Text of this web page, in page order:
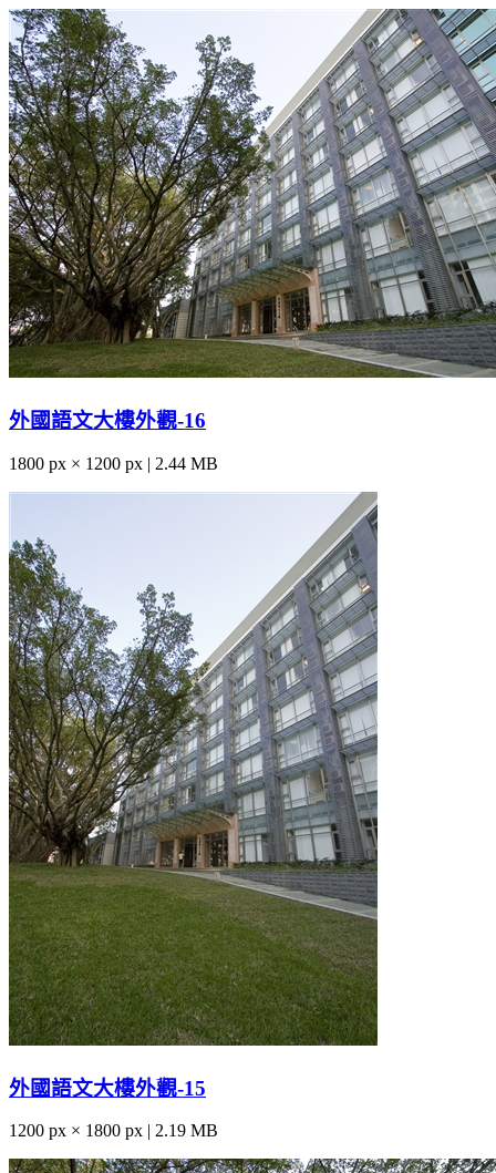
外國語文大樓外觀-16
1800 px × 1200 px | 2.44 MB
外國語文大樓外觀-15
1200 px × 1800 px | 2.19 MB